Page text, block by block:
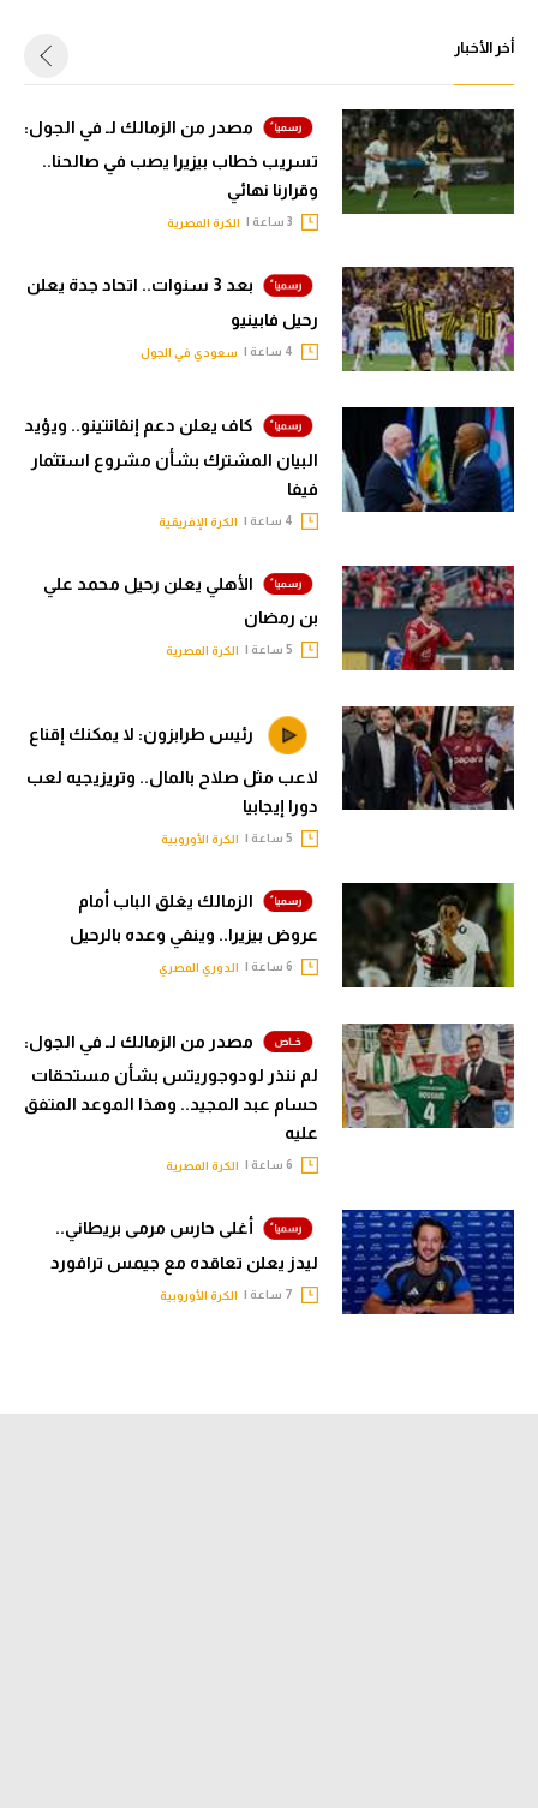
أخر الأخبار
مصدر من الزمالك لـ في الجول:
تسريب خطاب بيزيرا يصب في صالحنا..
وقرارنا نهائي
الكرة المصرية
بعد 3 سنوات.. اتحاد جدة يعلن
رحيل فابينيو
سعودي في الجول
كاف يعلن دعم إنفانتينو.. ويؤيد
البيان المشترك بشأن مشروع استثمار
فيفا
الكرة الإفريقية
الأهلي يعلن رحيل محمد علي
بن رمضان
الكرة المصرية
رئيس طرابزون: لا يمكنك إقناع
لاعب مثل صلاح بالمال.. وتريزيجيه لعب
دورا إيجابيا
الكرة الأوروبية
الزمالك يغلق الباب أمام
عروض بيزيرا.. وينفي وعده بالرحيل
الدوري المصري
مصدر من الزمالك لـ في الجول:
لم ننذر لودوجوريتس بشأن مستحقات
حسام عبد المجيد.. وهذا الموعد المتفق
عليه
الكرة المصرية
أغلى حارس مرمى بريطاني..
ليدز يعلن تعاقده مع جيمس ترافورد
الكرة الأوروبية